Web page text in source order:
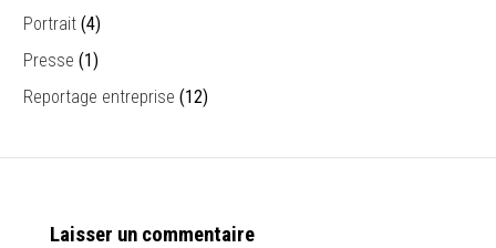
Portrait (4)
Presse (1)
Reportage entreprise (12)
Laisser un commentaire